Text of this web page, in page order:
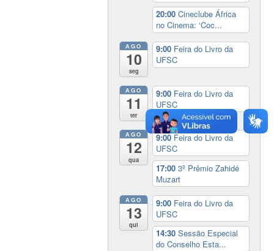
20:00Cineclube África
no Cinema: ‘Coc...
AGO
10
seg
9:00 Feira do Livro da
UFSC
AGO
11
ter
9:00 Feira do Livro da
UFSC
AGO
12
qua
9:00Feira do Livro da
UFSC
17:003º Prêmio Zahidé
Muzart
AGO
13
qui
9:00 Feira do Livro da
UFSC
14:30Sessão Especial
do Conselho Esta...